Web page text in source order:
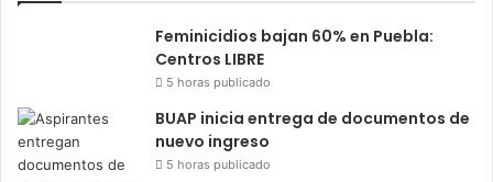
Feminicidios bajan 60% en Puebla:
Centros LIBRE
5 horas publicado
BUAP inicia entrega de documentos de
nuevo ingreso
5 horas publicado